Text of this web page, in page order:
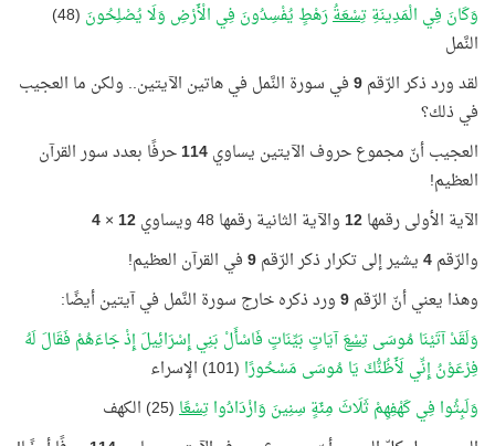
وَكَانَ فِي الْمَدِينَةِتِسْعَةُرَهْطٍ يُفْسِدُونَ فِي الْأَرْضِ وَلَا يُصْلِحُونَ
(48)
النَّمل
لقد ورد ذكر الرّقم9في سورة النَّمل في هاتين الآيتين.. ولكن ما العجيب
في ذلك؟
العجيب أنّ مجموع حروف الآيتين يساوي114حرفًا بعدد سور القرآن
العظيم!
الآية الأولى رقمها12والآية الثانية رقمها 48 ويساوي 12
×
4
والرّقم4يشير إلى تكرار ذكر الرّقم9في القرآن العظيم!
وهذا يعني أنّ الرّقم9ورد ذكره خارج سورة النَّمل في آيتين أيضًا:
وَلَقَدْ آتَيْنَا مُوسَىتِسْعَآيَاتٍ بَيِّنَاتٍ فَاسْأَلْ بَنِي إِسْرَائِيلَ إِذْ جَاءَهُمْ فَقَالَ لَهُ
فِرْعَوْنُ إِنِّي لَأَظُنُّكَ يَا مُوسَى مَسْحُورًا (101) الإسراء
وَلَبِثُوا فِي كَهْفِهِمْ ثَلَاثَ مِئَةٍ سِنِينَ وَازْدَادُواتِسْعًا(25) الكهف